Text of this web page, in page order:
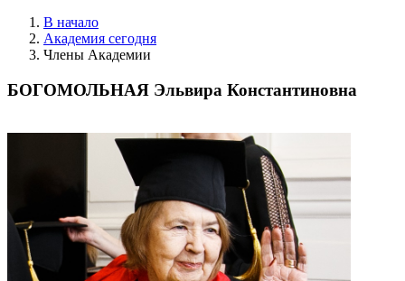
В начало
Академия сегодня
Члены Академии
БОГОМОЛЬНАЯ Эльвира Константиновна